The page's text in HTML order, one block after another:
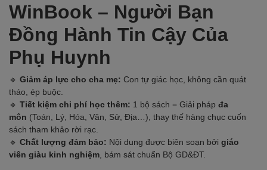
WinBook – Người Bạn
Đồng Hành Tin Cậy Của
Phụ Huynh
🔹 Giảm áp lực cho cha mẹ: Con tự giác học, không cần quát
tháo, ép buộc.
🔹 Tiết kiệm chi phí học thêm: 1 bộ sách = Giải pháp đa
môn (Toán, Lý, Hóa, Văn, Sử, Địa…), thay thế hàng chục cuốn
sách tham khảo rời rạc.
🔹 Chất lượng đảm bảo: Nội dung được biên soạn bởi giáo
viên giàu kinh nghiệm , bám sát chuẩn Bộ GD&ĐT.